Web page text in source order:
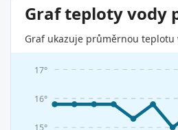
Graf teploty vody
Graf ukazuje průměrnou teplotu
16°
17°